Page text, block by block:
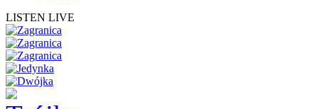
LISTEN LIVE